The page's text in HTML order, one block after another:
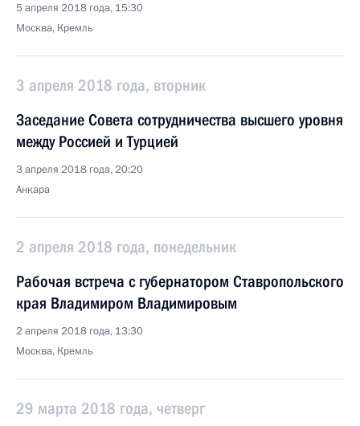
5 апреля 2018 года, 15:30
Москва, Кремль
3 апреля 2018 года, вторник
Заседание Совета сотрудничества высшего уровня
между Россией и Турцией
3 апреля 2018 года, 20:20
Анкара
2 апреля 2018 года, понедельник
Рабочая встреча с губернатором Ставропольского
края Владимиром Владимировым
2 апреля 2018 года, 13:30
Москва, Кремль
29 марта 2018 года, четверг